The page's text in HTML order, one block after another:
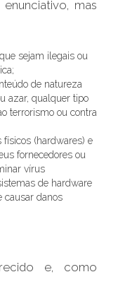
mas
sejam ilegais ou
de natureza
azar, qualquer tipo
terrorismo ou contra
físicos (hardwares) e
fornecedores ou
vírus
de hardware
causar danos
e, como